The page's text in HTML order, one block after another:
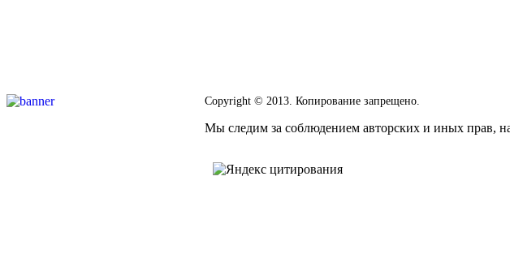
Copyright © 2013. Копирование запрещено.
Мы следим за соблюдением авторских и иных прав,